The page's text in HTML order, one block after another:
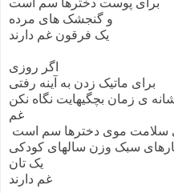
و گنجشک های مرده
یک فرقون غم دارند
اگر روزی
برای ماتیک زدن به آینه رفتی
ی زمان بچگیهایت نگاه نکن
غم
سلامت موی دخترها سم است
سبک وزن سالهای کودکی
یک تان
غم دارند